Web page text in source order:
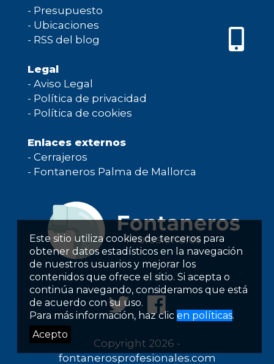
Este sitio utiliza cookies de terceros para
obtener datos estadísticos en la navegación
de nuestros usuarios y mejorar los
contenidos que ofrece el sitio. Si acepta o
continúa navegando, consideramos que está
de acuerdo con su uso.
Para más información, haz clic en políticas.
Acepto
- Presupuesto
- Ubicaciones
- RSS del blog
Legal
- Aviso Legal
- Política de privacidad
- Política de cookies
Enlaces externos
- Cerrajeros
- Fontaneros Palma de Mallorca
Copyright 2026 -
fontanerosprofesionales.com